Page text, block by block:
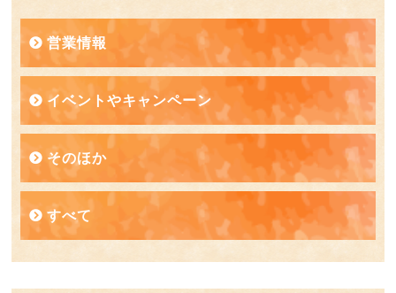
営業情報
イベントやキャンペーン
そのほか
すべて